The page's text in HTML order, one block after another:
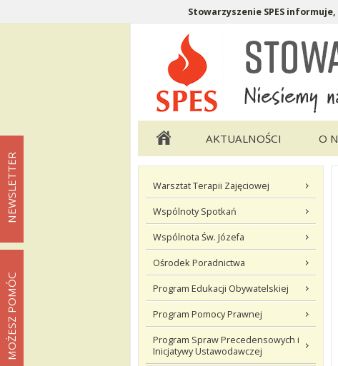
Stowarzyszenie SPES
Menu pomocnicze
Menu główne
AKTUALNOŚCI O
Menu podstrony Co robimy
Warsztat Terapii Zajęciowej
Wspólnoty Spotkań
Wspólnota Św. Józefa
Ośrodek Poradnictwa
Program Edukacji Obywatelskiej
Program Pomocy Prawnej
Program Spraw Precedensowych i
Inicjatywy Ustawodawczej
NEWSLETTER
MOŻESZ POMÓC